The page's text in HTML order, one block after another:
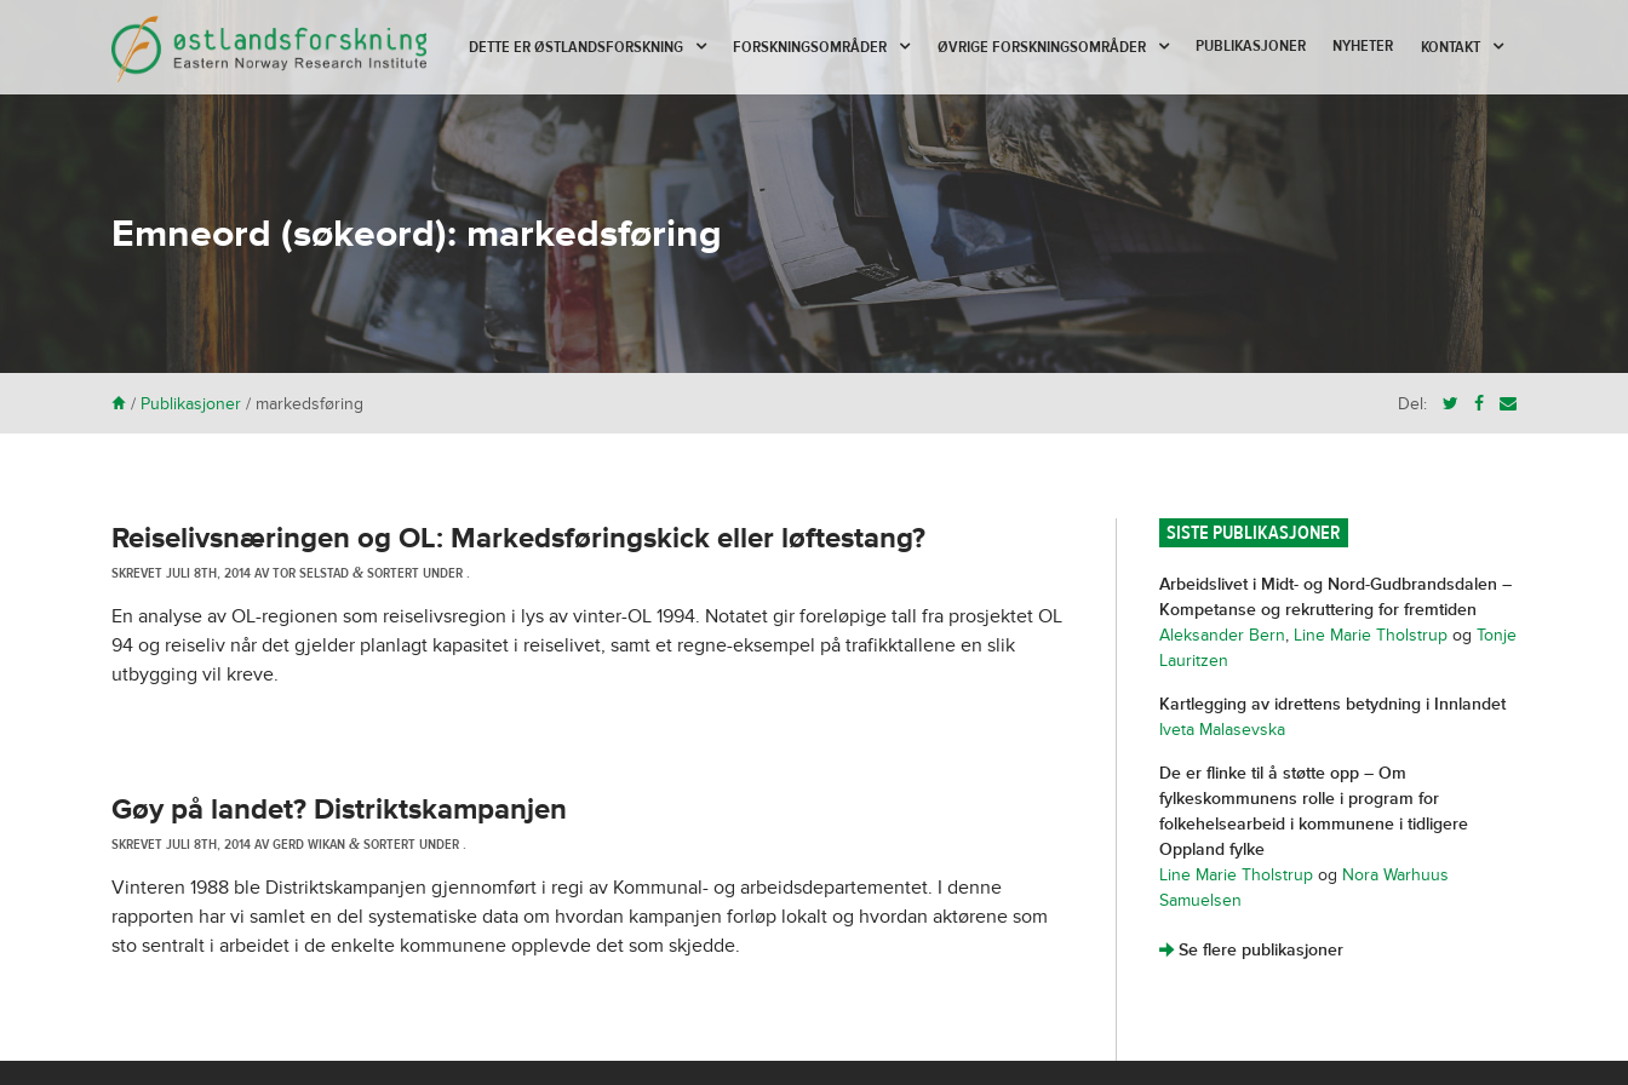
DETTE ER ØSTLANDSFORSKNING FORSKNINGSOMRÅDER ØVRIGE FORSKNINGSOMRÅDER PUBLIKASJONER NYHETER KONTAKT
Emneord (søkeord):markedsføring
H / Publikasjoner / markedsføring Del:
Reiselivsnæringen og OL: Markedsføringskick eller løftestang?
SKREVETJULI 8TH, 2014AVTOR SELSTAD & SORTERT UNDER .
En analyse av OL-regionen som reiselivsregion i lys av vinter-OL 1994. Notatet gir foreløpige tall fra prosjektet OL
94 og reiseliv når det gjelder planlagt kapasitet i reiselivet, samt et regne-eksempel på trafikktallene en slik
utbygging vil kreve.
Gøy på landet? Distriktskampanjen
SKREVETJULI 8TH, 2014AVGERD WIKAN & SORTERT UNDER .
Vinteren 1988 ble Distriktskampanjen gjennomført i regi av Kommunal- og arbeidsdepartementet. I denne
rapporten har vi samlet en del systematiske data om hvordan kampanjen forløp lokalt og hvordan aktørene som
sto sentralt i arbeidet i de enkelte kommunene opplevde det som skjedde.
SISTE PUBLIKASJONER
Arbeidslivet i Midt- og Nord-Gudbrandsdalen –
Kompetanse og rekruttering for fremtiden
Aleksander Bern, Line Marie Tholstrupog Tonje
Lauritzen
Kartlegging av idrettens betydning i Innlandet
Iveta Malasevska
De er flinke til å støtte opp – Om
fylkeskommunens rolle i program for
folkehelsearbeid i kommunene i tidligere
Oppland fylke
Line Marie Tholstrupog Nora Warhuus
Samuelsen
]Se flere publikasjoner